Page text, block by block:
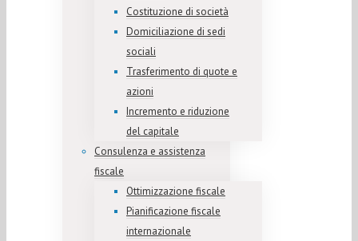
Costituzione di società
Domiciliazione di sedi
sociali
Trasferimento di quote e
azioni
Incremento e riduzione
del capitale
Consulenza e assistenza
fiscale
Ottimizzazione fiscale
Pianificazione fiscale
internazionale